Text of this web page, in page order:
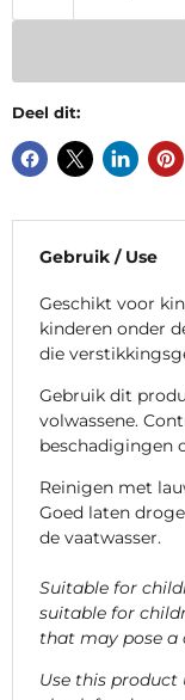
Deel dit:
Gebruik / Use
Geschikt voor
kinderen onder
die
Gebruik dit
volwassene.
beschadigingen
Reinigen met
Goed laten
de vaatwasser.
Suitable for
suitable for
that may pose a
Use this product